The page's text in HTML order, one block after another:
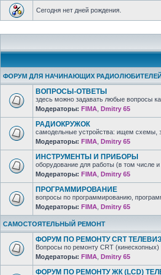
Сегодня нет дней рождения.
ФОРУМ ДЛЯ НАЧИНАЮЩИХ
ВОПРОСЫ-ОТВЕТЫ
здесь можно задавать любые вопросы
Модераторы: FIMA Dmitry 65
РАДИОКРУЖОК
самодельные устройства: ищем схемы,
Модераторы: FIMA Dmitry 65
ИНСТРУМЕНТЫ И ПРИБОРЫ
оборудование для работы (в том числе
Модераторы: FIMA Dmitry 65
ПРОГРАММИРОВАНИЕ
вопросы по программированию,
Модераторы: FIMA Dmitry 65
САМОСТОЯТЕЛЬНЫЙ РЕМОНТ
ФОРУМ ПО РЕМОНТУ CRT
Вопросы по ремонту CRT (кинескопных)
Модераторы: FIMA Dmitry 65
ФОРУМ ПО РЕМОНТУ ЖК (LCD)